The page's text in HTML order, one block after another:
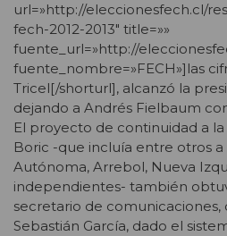
url=»http://eleccionesfech.cl/
fech-2012-2013″ title=»»
fuente_url=»http://
fuente_nombre=»FECH»]las
Tricel[/shorturl], alcanzó la
dejando a Andrés Fielbaum
El proyecto de continuidad a
Boric -que incluía entre otros
Autónoma, Arrebol, Nueva
independientes- también
secretario de
Sebastián García, dado el